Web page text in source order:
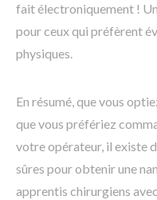
fait électroniquement !
pour ceux qui préfèrent
physiques.
En résumé, que vous
que vous préfériez
votre opérateur, il existe
sûres pour obtenir une
apprentis chirurgiens